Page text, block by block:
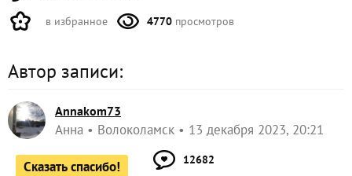
в избранное 4770 просмотров
Автор записи:
Annakom73
Анна Волоколамск 13 декабря 2023, 20:21
Сказать спасибо! 12682